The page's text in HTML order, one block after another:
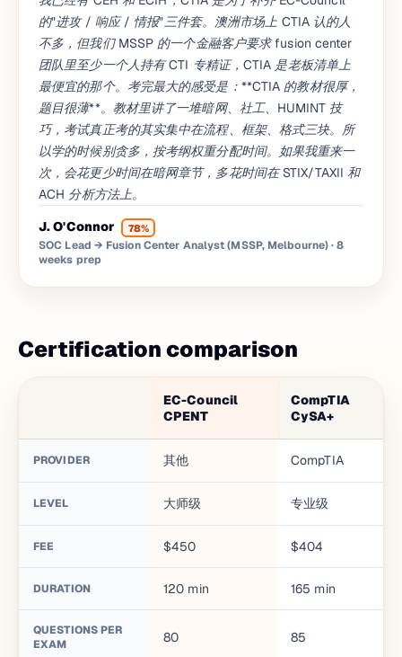
的"进攻 / 响应 / 情报"三件套。澳洲市场上 CTIA 认的人
不多，但我们 MSSP 的一个金融客户要求 fusion center
团队里至少一个人持有 CTI 专精证，CTIA 是老板清单上
最便宜的那个。考完最大的感受是：**CTIA 的教材很厚，
题目很薄**。教材里讲了一堆暗网、社工、HUMINT 技
巧，考试真正考的其实集中在流程、框架、格式三块。所
以学的时候别贪多，按考纲权重分配时间。如果我重来一
次，会花更少时间在暗网章节，多花时间在 STIX/TAXII 和
ACH 分析方法上。
J. O'Connor
78%
SOC Lead → Fusion Center Analyst (MSSP, Melbourne)· 8
weeks prep
Certification comparison
EC-Council
CPENT
CompTIA
CySA+
PROVIDER 其他 CompTIA
LEVEL 大师级 专业级
FEE $450 $404
DURATION 120 min 165 min
QUESTIONS PER
EXAM
80 85